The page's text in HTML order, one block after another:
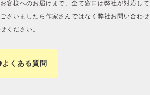
客様へのお届けまで、全て窓口は弊社が対応し
ざいましたら作家さんではなく弊社お問い合わ
ください。
くある質問